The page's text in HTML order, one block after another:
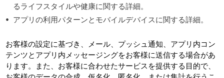
るライフスタイルや健康に関する詳細。
アプリの利用パターンとモバイルデバイスに関する詳細。
お客様の設定に基づき、メール、プッシュ通知、アプリ内コン
テンツとアプリ内メッセージングをお客様に送信する場合があ
ります。また、お客様に合わせたサービスを提供する目的で、